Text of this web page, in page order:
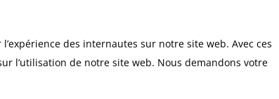
des internautes sur notre site web. Avec ces
l’utilisation de notre site web. Nous demandons votre